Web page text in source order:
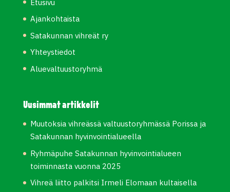
Etusivu
Ajankohtaista
Satakunnan vihreät ry
Yhteystiedot
Aluevaltuustoryhmä
Uusimmat artikkelit
Muutoksia vihreässä valtuustoryhmässä Porissa ja
Satakunnan hyvinvointialueella
Ryhmäpuhe Satakunnan hyvinvointialueen
toiminnasta vuonna 2025
Vihreä liitto palkitsi Irmeli Elomaan kultaisella